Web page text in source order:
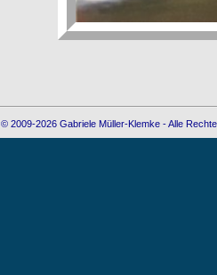
© 2009-2026 Gabriele Müller-Klemke - Alle